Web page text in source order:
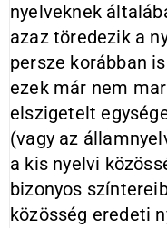
nyelveknek
azaz töredezik a
persze korábban
ezek már nem
elszigetelt
(vagy az
a kis nyelvi
bizonyos
közösség eredeti